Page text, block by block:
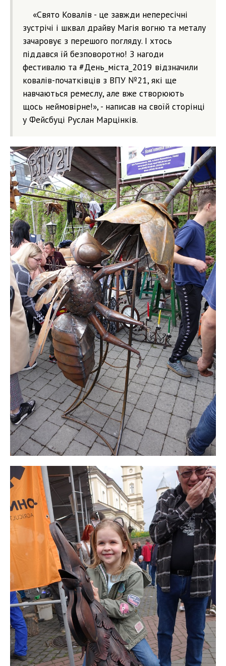
«Свято Ковалів - це завжди непересічні
зустрічі і шквал драйву Магія вогню та металу
зачаровує з перешого погляду. І хтось
піддався їй безповоротно! З нагоди
фестивалю та #День_міста_2019 відзначили
ковалів-початківців з ВПУ №21, які ще
навчаються ремеслу, але вже створюють
щось неймовірне!», - написав на своїй сторінці
у Фейсбуці Руслан Марцінків.